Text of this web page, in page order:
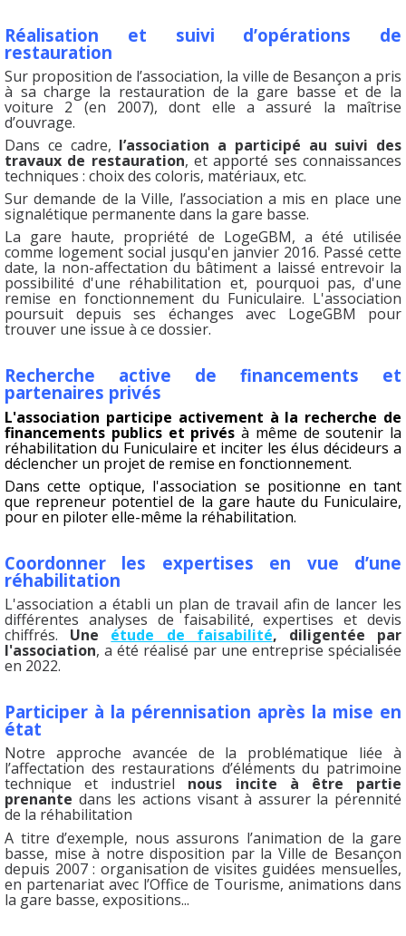
Réalisation et suivi d’opérations de
restauration
Sur proposition de l’association, la ville de Besançon a pris
à sa charge la restauration de la gare basse et de la
voiture 2 (en 2007), dont elle a assuré la maîtrise
d’ouvrage.
Dans ce cadre, l’association a participé au suivi des
travaux de restauration, et apporté ses connaissances
techniques : choix des coloris, matériaux, etc.
Sur demande de la Ville, l’association a mis en place une
signalétique permanente dans la gare basse.
La gare haute, propriété de LogeGBM, a été utilisée
comme logement social jusqu'en janvier 2016. Passé cette
date, la non-affectation du bâtiment a laissé entrevoir la
possibilité d'une réhabilitation et, pourquoi pas, d'une
remise en fonctionnement du Funiculaire. L'association
poursuit depuis ses échanges avec LogeGBM pour
trouver une issue à ce dossier.
Recherche active de financements et
partenaires privés
L'association participe activement à la recherche de
financements publics et privés à même de soutenir la
réhabilitation du Funiculaire et inciter les élus décideurs a
déclencher un projet de remise en fonctionnement.
Dans cette optique, l'association se positionne en tant
que repreneur potentiel de la gare haute du Funiculaire,
pour en piloter elle-même la réhabilitation.
Coordonner les expertises en vue d’une
réhabilitation
L'association a établi un plan de travail afin de lancer les
différentes analyses de faisabilité, expertises et devis
chiffrés. Une étude de faisabilité, diligentée par
l'association, a été réalisé par une entreprise spécialisée
en 2022.
Participer à la pérennisation après la mise en
état
Notre approche avancée de la problématique liée à
l’affectation des restaurations d’éléments du patrimoine
technique et industriel nous incite à être partie
prenante dans les actions visant à assurer la pérennité
de la réhabilitation
A titre d’exemple, nous assurons l’animation de la gare
basse, mise à notre disposition par la Ville de Besançon
depuis 2007 : organisation de visites guidées mensuelles,
en partenariat avec l’Office de Tourisme, animations dans
la gare basse, expositions...